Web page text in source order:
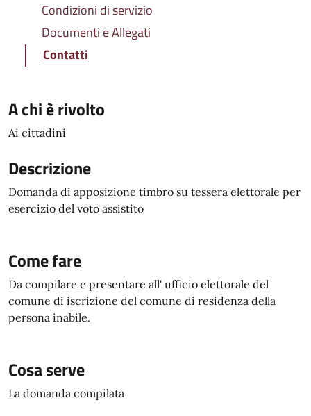
Condizioni di servizio
Documenti e Allegati
Contatti
A chi è rivolto
Ai cittadini
Descrizione
Domanda di apposizione timbro su tessera elettorale per
esercizio del voto assistito
Come fare
Da compilare e presentare all' ufficio elettorale del
comune di iscrizione del comune di residenza della
persona inabile.
Cosa serve
La domanda compilata